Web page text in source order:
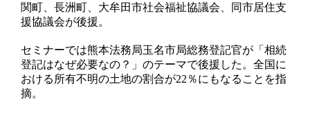
関町、長洲町、大牟田市社会福祉協議会、同市居住支
援協議会が後援。
セミナーでは熊本法務局玉名市局総務登記官が「相続
登記はなぜ必要なの？」のテーマで後援した。全国に
おける所有不明の土地の割合が22％にもなることを指
摘。